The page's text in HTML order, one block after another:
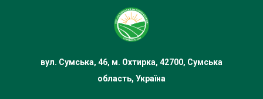
вул. Сумська, 46, м. Охтирка, 42700, Сумська
область, Україна